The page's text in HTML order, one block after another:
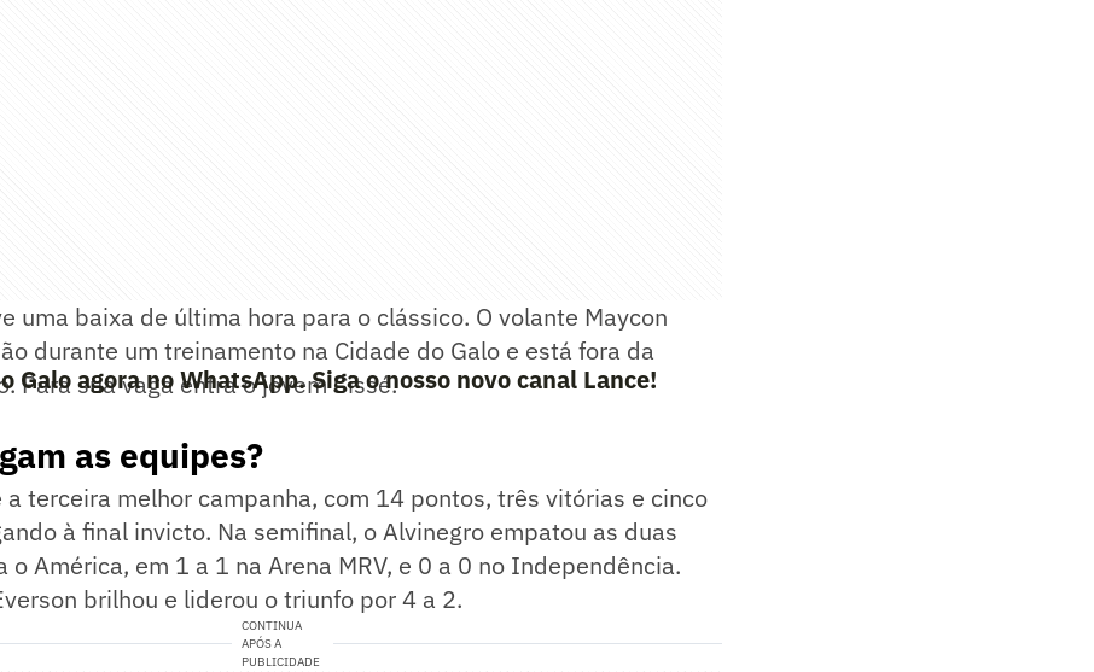
uma baixa de última hora para o clássico. O volante Maycon
durante um treinamento na Cidade do Galo e está fora da
Para sua vaga entra o jovem Cissé.
Galo agora no WhatsApp. Siga o nosso novo canal Lance!
as equipes?
terceira melhor campanha, com 14 pontos, três vitórias e cinco
à final invicto. Na semifinal, o Alvinegro empatou as duas
o América, em 1 a 1 na Arena MRV, e 0 a 0 no Independência.
brilhou e liderou o triunfo por 4 a 2.
CONTINUA
APÓS A
PUBLICIDADE